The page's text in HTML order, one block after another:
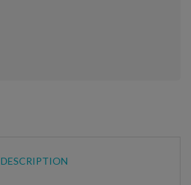
DESCRIPTION